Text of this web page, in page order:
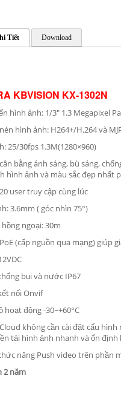
Tiết Download
KBVISION KX-1302N
hình ảnh: 1/3" 1.3 Megapixel
hình ảnh: H264+/H.264 và
25/30fps 1.3M(1280×960)
bằng ánh sáng, bù sáng,
hình ảnh và màu sắc đẹp
user truy cập cùng lúc
3.6mm ( góc nhìn 75°)
hồng ngoại: 30m
(cấp nguồn qua mạng) giúp
bụi và nước IP67
nối Onvif
hoạt động -30~+60°C
không cần cài đặt cấu
tải hình ảnh nhanh và ổn định
năng Push video trên phần
2 năm